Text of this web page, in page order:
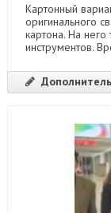
Картонный
оригинального
картона. На
инструментов.